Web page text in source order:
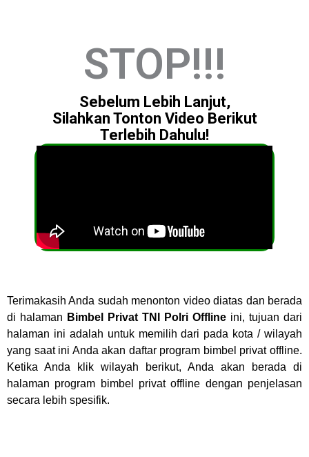
STOP!!!
Sebelum Lebih Lanjut,
Silahkan Tonton Video Berikut
Terlebih Dahulu!
Terimakasih Anda sudah menonton video diatas dan berada
di halaman Bimbel Privat TNI Polri Offline ini, tujuan dari
halaman ini adalah untuk memilih dari pada kota / wilayah
yang saat ini Anda akan daftar program bimbel privat offline.
Ketika Anda klik wilayah berikut, Anda akan berada di
halaman program bimbel privat offline dengan penjelasan
secara lebih spesifik.